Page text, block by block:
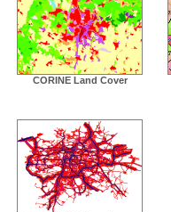
CORINE Land Cover